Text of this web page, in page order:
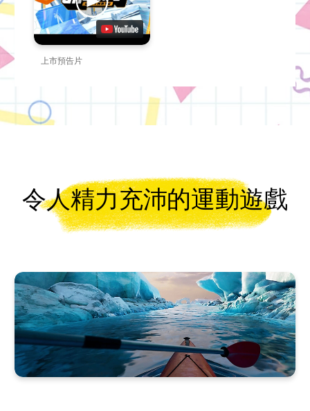
上市預告片
令人精力充沛的運動遊戲